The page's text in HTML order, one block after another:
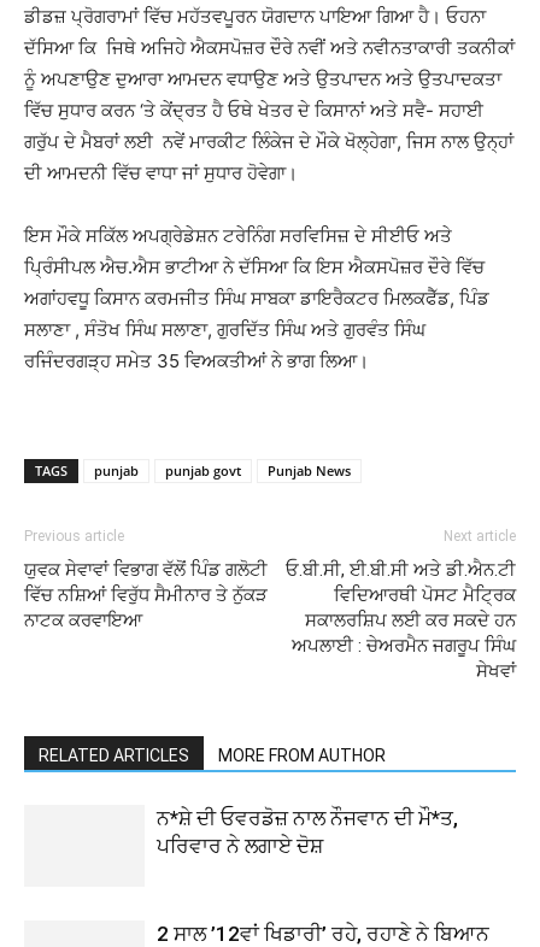
ਡੀਡਜ਼ ਪ੍ਰੋਗਰਾਮਾਂ ਵਿੱਚ ਮਹੱਤਵਪੂਰਨ ਯੋਗਦਾਨ ਪਾਇਆ ਗਿਆ ਹੈ। ਓਹਨਾ
ਦੱਸਿਆ ਕਿ ਜਿਥੇ ਅਜਿਹੇ ਐਕਸਪੋਜ਼ਰ ਦੌਰੇ ਨਵੀਂ ਅਤੇ ਨਵੀਨਤਾਕਾਰੀ ਤਕਨੀਕਾਂ
ਨੂੰ ਅਪਣਾਉਣ ਦੁਆਰਾ ਆਮਦਨ ਵਧਾਉਣ ਅਤੇ ਉਤਪਾਦਨ ਅਤੇ ਉਤਪਾਦਕਤਾ
ਵਿੱਚ ਸੁਧਾਰ ਕਰਨ ‘ਤੇ ਕੇਂਦ੍ਰਤ ਹੈ ਓਥੇ ਖੇਤਰ ਦੇ ਕਿਸਾਨਾਂ ਅਤੇ ਸਵੈ- ਸਹਾਈ
ਗਰੁੱਪ ਦੇ ਮੈਬਰਾਂ ਲਈ ਨਵੇਂ ਮਾਰਕੀਟ ਲਿੰਕੇਜ ਦੇ ਮੌਕੇ ਖੋਲ੍ਹੇਗਾ, ਜਿਸ ਨਾਲ ਉਨ੍ਹਾਂ
ਦੀ ਆਮਦਨੀ ਵਿੱਚ ਵਾਧਾ ਜਾਂ ਸੁਧਾਰ ਹੋਵੇਗਾ।
ਇਸ ਮੌਕੇ ਸਕਿੱਲ ਅਪਗ੍ਰੇਡੇਸ਼ਨ ਟਰੇਨਿੰਗ ਸਰਵਿਸਿਜ਼ ਦੇ ਸੀਈਓ ਅਤੇ
ਪ੍ਰਿੰਸੀਪਲ ਐਚ.ਐਸ ਭਾਟੀਆ ਨੇ ਦੱਸਿਆ ਕਿ ਇਸ ਐਕਸਪੋਜ਼ਰ ਦੌਰੇ ਵਿੱਚ
ਅਗਾਂਹਵਧੂ ਕਿਸਾਨ ਕਰਮਜੀਤ ਸਿੰਘ ਸਾਬਕਾ ਡਾਇਰੈਕਟਰ ਮਿਲਕਫੈੱਡ, ਪਿੰਡ
ਸਲਾਣਾ , ਸੰਤੋਖ ਸਿੰਘ ਸਲਾਣਾ, ਗੁਰਦਿੱਤ ਸਿੰਘ ਅਤੇ ਗੁਰਵੰਤ ਸਿੰਘ
ਰਜਿੰਦਰਗੜ੍ਹ ਸਮੇਤ 35 ਵਿਅਕਤੀਆਂ ਨੇ ਭਾਗ ਲਿਆ।
TAGS punjab punjab govt Punjab News
Previous article
ਯੁਵਕ ਸੇਵਾਵਾਂ ਵਿਭਾਗ ਵੱਲੋਂ ਪਿੰਡ ਗਲੋਟੀ
ਵਿੱਚ ਨਸ਼ਿਆਂ ਵਿਰੁੱਧ ਸੈਮੀਨਾਰ ਤੇ ਨੁੱਕੜ
ਨਾਟਕ ਕਰਵਾਇਆ
Next article
ਓ.ਬੀ.ਸੀ, ਈ.ਬੀ.ਸੀ ਅਤੇ ਡੀ.ਐਨ.ਟੀ
ਵਿਦਿਆਰਥੀ ਪੋਸਟ ਮੈਟ੍ਰਿਕ
ਸਕਾਲਰਸ਼ਿਪ ਲਈ ਕਰ ਸਕਦੇ ਹਨ
ਅਪਲਾਈ : ਚੇਅਰਮੈਨ ਜਗਰੂਪ ਸਿੰਘ
ਸੇਖਵਾਂ
RELATED ARTICLES MORE FROM AUTHOR
ਨ*ਸ਼ੇ ਦੀ ਓਵਰਡੋਜ਼ ਨਾਲ ਨੌਜਵਾਨ ਦੀ ਮੌ*ਤ,
ਪਰਿਵਾਰ ਨੇ ਲਗਾਏ ਦੋਸ਼
2 ਸਾਲ ’12ਵਾਂ ਖਿਡਾਰੀ’ ਰਹੇ, ਰਹਾਣੇ ਨੇ ਬਿਆਨ